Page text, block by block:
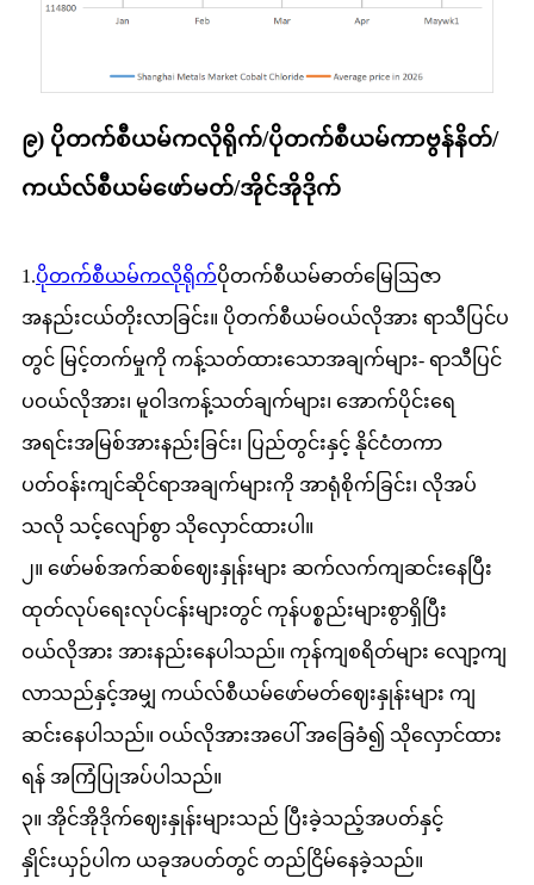
၉) ပိုတက်စီယမ်ကလိုရိုက်/ပိုတက်စီယမ်ကာဗွန်နိတ်/
ကယ်လ်စီယမ်ဖော်မတ်/အိုင်အိုဒိုက်
1.ပိုတက်စီယမ်ကလိုရိုက်ပိုတက်စီယမ်ဓာတ်မြေဩဇာ
အနည်းငယ်တိုးလာခြင်း။ ပိုတက်စီယမ်ဝယ်လိုအား ရာသီပြင်ပ
တွင် မြင့်တက်မှုကို ကန့်သတ်ထားသောအချက်များ- ရာသီပြင်
ပဝယ်လိုအား၊ မူဝါဒကန့်သတ်ချက်များ၊ အောက်ပိုင်းရေ
အရင်းအမြစ်အားနည်းခြင်း၊ ပြည်တွင်းနှင့် နိုင်ငံတကာ
ပတ်ဝန်းကျင်ဆိုင်ရာအချက်များကို အာရုံစိုက်ခြင်း၊ လိုအပ်
သလို သင့်လျော်စွာ သိုလှောင်ထားပါ။
၂။ ဖော်မစ်အက်ဆစ်ဈေးနှုန်းများ ဆက်လက်ကျဆင်းနေပြီး
ထုတ်လုပ်ရေးလုပ်ငန်းများတွင် ကုန်ပစ္စည်းများစွာရှိပြီး
ဝယ်လိုအား အားနည်းနေပါသည်။ ကုန်ကျစရိတ်များ လျော့ကျ
လာသည်နှင့်အမျှ ကယ်လ်စီယမ်ဖော်မတ်ဈေးနှုန်းများ ကျ
ဆင်းနေပါသည်။ ဝယ်လိုအားအပေါ် အခြေခံ၍ သိုလှောင်ထား
ရန် အကြံပြုအပ်ပါသည်။
၃။ အိုင်အိုဒိုက်ဈေးနှုန်းများသည် ပြီးခဲ့သည့်အပတ်နှင့်
နှိုင်းယှဉ်ပါက ယခုအပတ်တွင် တည်ငြိမ်နေခဲ့သည်။